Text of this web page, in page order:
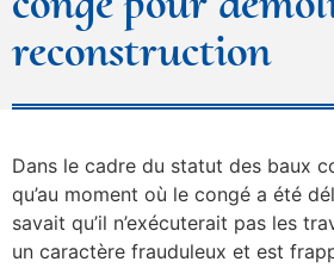
reconstruction
Dans le cadre du statut des baux
qu’au moment où le congé a été
savait qu’il n’exécuterait pas les
un caractère frauduleux et est